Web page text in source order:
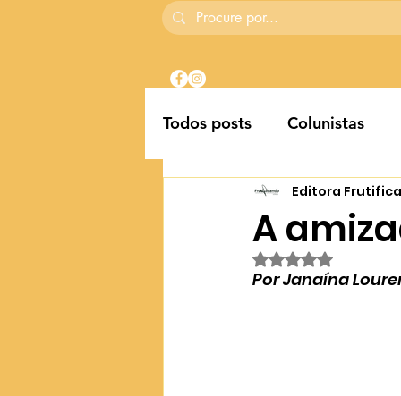
Todos posts Colunistas
A
Editora
Avaliado com
Por Janaína